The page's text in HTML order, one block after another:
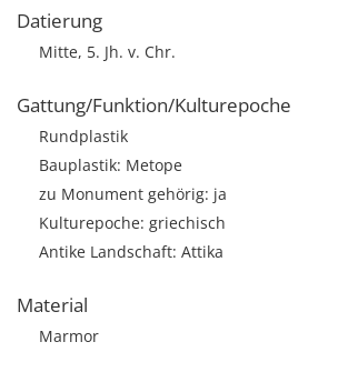
Datierung
Mitte, 5. Jh. v. Chr.
Gattung/Funktion/Kulturepoche
Rundplastik
Bauplastik: Metope
zu Monument gehörig: ja
Kulturepoche: griechisch
Antike Landschaft: Attika
Material
Marmor